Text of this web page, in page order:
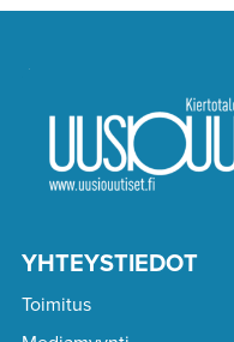
YHTEYSTIEDOT
Toimitus